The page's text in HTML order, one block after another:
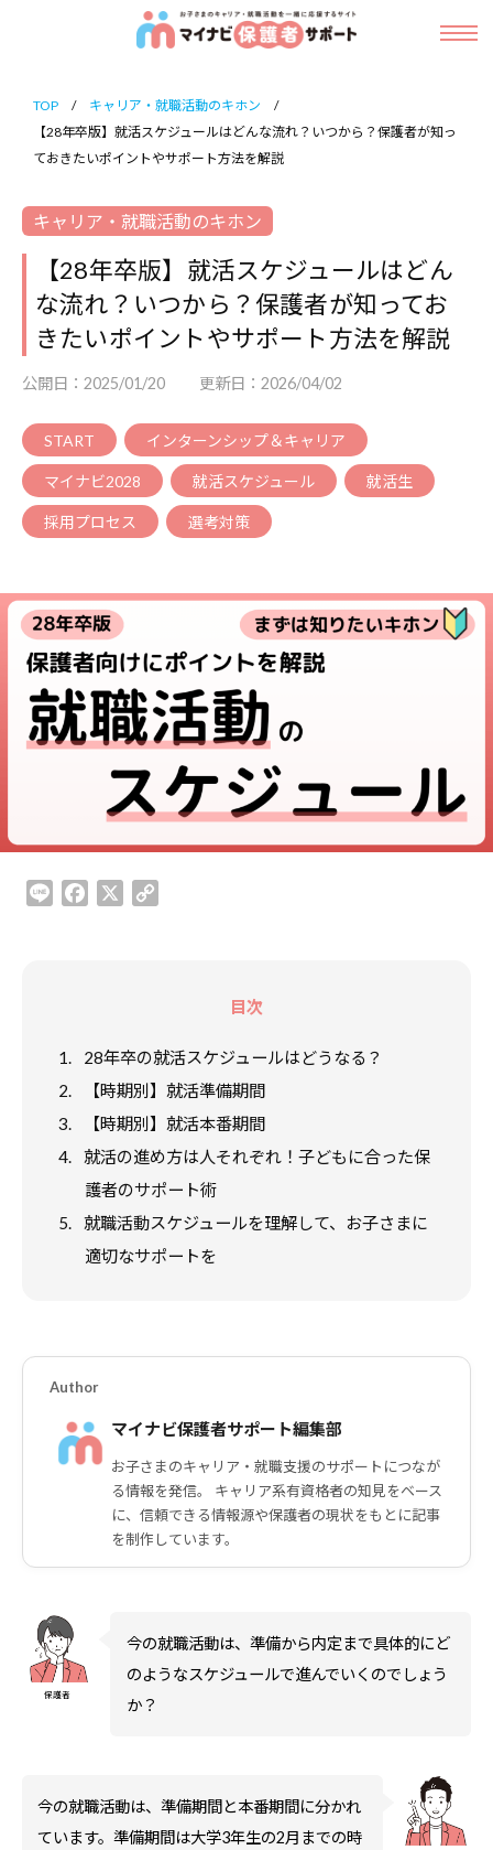
イ
ナ
ビ
護
サ
ポ
ー
ト
子
さ
ま
キ
ャ
リ
ア
職
活
動
を
緒
応
援
す
サ
イ
メ
TOP / キャリア・就職活動のキホン
/
【28年卒版】就活スケジュールはどんな流れ？いつから？保護者が知っ
ておきたいポイントやサポート方法を解説
キャリア・就職活動のキホン
【28年卒版】就活スケジュールはどん
な流れ？いつから？保護者が知ってお
きたいポイントやサポート方法を解説
公開日： 2025/01/20 更新日：2026/04/02
START インターンシップ＆キャリア
マイナビ2028 就活スケジュール 就活生
採用プロセス 選考対策
o
k
n
目次
1.
28年卒の就活スケジュールはどうなる？
2.
【時期別】就活準備期間
3.
【時期別】就活本番期間
4.
就活の進め方は人それぞれ！子どもに合った保
護者のサポート術
5.
就職活動スケジュールを理解して、お子さまに
適切なサポートを
Author
マイナビ保護者サポート編集部
お子さまのキャリア・就職支援のサポートにつなが
る情報を発信。 キャリア系有資格者の知見をベース
に、信頼できる情報源や保護者の現状をもとに記事
を制作しています。
保護者
今の就職活動は、準備から内定まで具体的にど
のようなスケジュールで進んでいくのでしょう
か？
今の就職活動は、準備期間と本番期間に分かれ
ています。準備期間は大学3年生の2月までの時
イ
ナ
保
護
者
ポ
ー
ト
ュ
ー